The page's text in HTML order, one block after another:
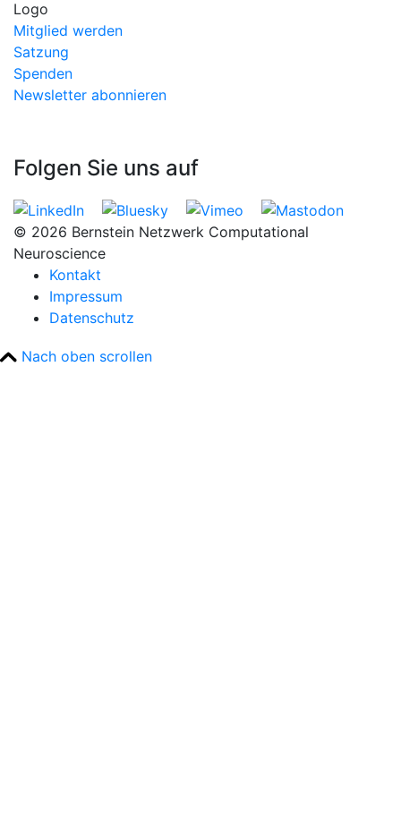
Mitglied werden
Satzung
Spenden
Newsletter abonnieren
Folgen Sie uns auf
© 2026 Bernstein Netzwerk Computational
Neuroscience
Kontakt
Impressum
Datenschutz
Nach oben scrollen